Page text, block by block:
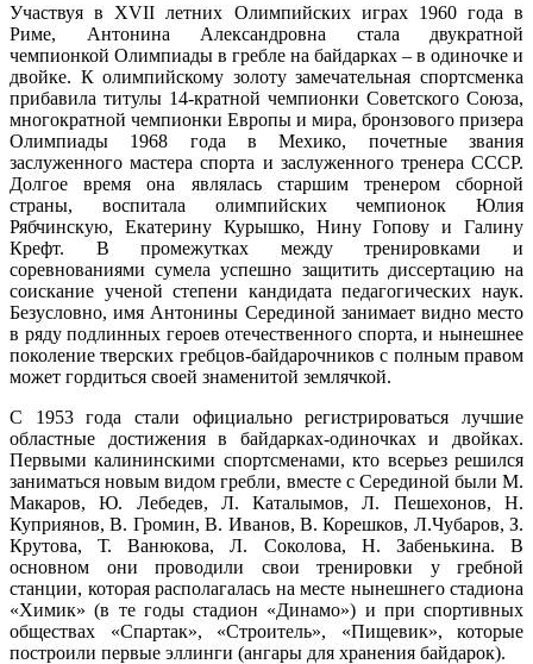
Участвуя в XVII летних Олимпийских играх 1960 года в
Риме, Антонина Александровна стала двукратной
чемпионкой Олимпиады в гребле на байдарках – в одиночке и
двойке. К олимпийскому золоту замечательная спортсменка
прибавила титулы 14-кратной чемпионки Советского Союза,
многократной чемпионки Европы и мира, бронзового призера
Олимпиады 1968 года в Мехико, почетные звания
заслуженного мастера спорта и заслуженного тренера СССР.
Долгое время она являлась старшим тренером сборной
страны, воспитала олимпийских чемпионок Юлия
Рябчинскую, Екатерину Курышко, Нину Гопову и Галину
Крефт. В промежутках между тренировками и
соревнованиями сумела успешно защитить диссертацию на
соискание ученой степени кандидата педагогических наук.
Безусловно, имя Антонины Серединой занимает видно место
в ряду подлинных героев отечественного спорта, и нынешнее
поколение тверских гребцов-байдарочников с полным правом
может гордиться своей знаменитой землячкой.
С 1953 года стали официально регистрироваться лучшие
областные достижения в байдарках-одиночках и двойках.
Первыми калининскими спортсменами, кто всерьез решился
заниматься новым видом гребли, вместе с Серединой были М.
Макаров, Ю. Лебедев, Л. Каталымов, Л. Пешехонов, Н.
Куприянов, В. Громин, В. Иванов, В. Корешков, Л.Чубаров, З.
Крутова, Т. Ванюкова, Л. Соколова, Н. Забенькина. В
основном они проводили свои тренировки у гребной
станции, которая располагалась на месте нынешнего стадиона
«Химик» (в те годы стадион «Динамо») и при спортивных
обществах «Спартак», «Строитель», «Пищевик», которые
построили первые эллинги (ангары для хранения байдарок).